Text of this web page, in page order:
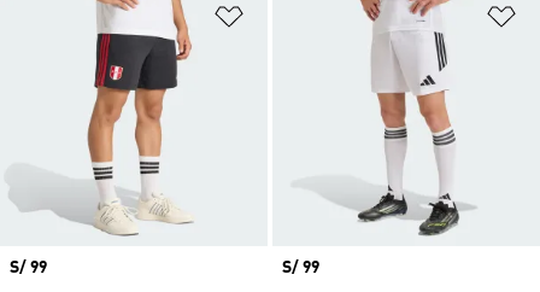
Añadir a la lista de deseos
Precio
S/ 99
Precio
S/ 99